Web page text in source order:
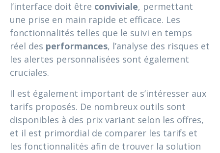
l’interface doit être conviviale, permettant
une prise en main rapide et efficace. Les
fonctionnalités telles que le suivi en temps
réel des performances, l’analyse des risques et
les alertes personnalisées sont également
cruciales.
Il est également important de s’intéresser aux
tarifs proposés. De nombreux outils sont
disponibles à des prix variant selon les offres,
et il est primordial de comparer les tarifs et
les fonctionnalités afin de trouver la solution